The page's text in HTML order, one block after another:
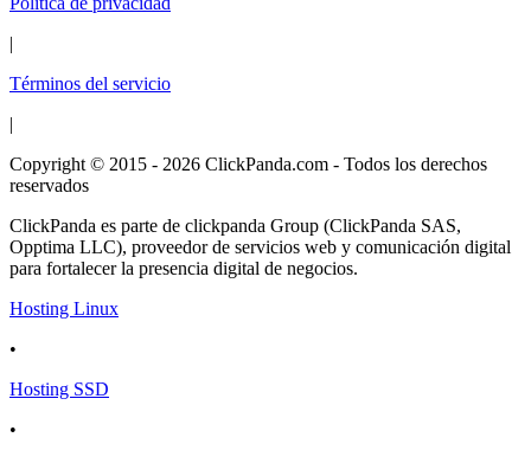
|
Términos del servicio
|
Copyright © 2015 - 2026 ClickPanda.com - Todos los derechos
reservados
ClickPanda es parte de clickpanda Group (ClickPanda SAS,
Opptima LLC), proveedor de servicios web y comunicación digital
para fortalecer la presencia digital de negocios.
Hosting Linux
•
Hosting SSD
•